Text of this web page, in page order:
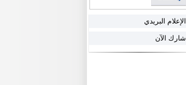
الإعلام البريدي
شارك الآن